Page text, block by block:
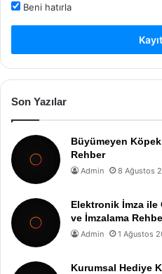
Beni hatırla
Son Yazılar
Büyümeyen
Rehber
Admin 8 Ağustos
Elektronik İmza ile
ve İmzalama
Admin 1 Ağustos
Kurumsal Hediye